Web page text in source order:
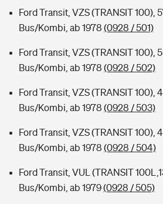
Ford Transit, VZS (TRANSIT 100),
Bus/Kombi, ab 1978 (0928 / 501)
Ford Transit, VZS (TRANSIT 100),
Bus/Kombi, ab 1978 (0928 / 502)
Ford Transit, VZS (TRANSIT 100),
Bus/Kombi, ab 1978 (0928 / 503)
Ford Transit, VZS (TRANSIT 100),
Bus/Kombi, ab 1978 (0928 / 504)
Ford Transit, VUL (TRANSIT
Bus/Kombi, ab 1979(0928 / 505)